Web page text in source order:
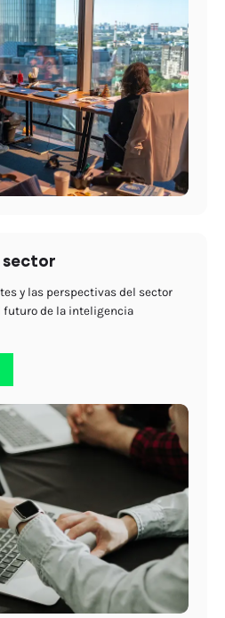
sector
y las perspectivas del sector
futuro de la inteligencia